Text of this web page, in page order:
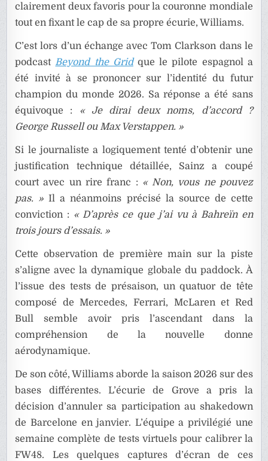
clairement deux favoris pour la couronne mondiale
tout en fixant le cap de sa propre écurie, Williams.
C’est lors d’un échange avec Tom Clarkson dans le
podcast Beyond the Gridque le pilote espagnol a
été invité à se prononcer sur l’identité du futur
champion du monde 2026. Sa réponse a été sans
équivoque : « Je dirai deux noms, d’accord ?
George Russell ou Max Verstappen. »
Si le journaliste a logiquement tenté d’obtenir une
justification technique détaillée, Sainz a coupé
court avec un rire franc : « Non, vous ne pouvez
pas. » Il a néanmoins précisé la source de cette
conviction : « D’après ce que j’ai vu à Bahreïn en
trois jours d’essais. »
Cette observation de première main sur la piste
s’aligne avec la dynamique globale du paddock. À
l’issue des tests de présaison, un quatuor de tête
composé de Mercedes, Ferrari, McLaren et Red
Bull semble avoir pris l’ascendant dans la
compréhension de la nouvelle donne
aérodynamique.
De son côté, Williams aborde la saison 2026 sur des
bases différentes. L’écurie de Grove a pris la
décision d’annuler sa participation au shakedown
de Barcelone en janvier. L’équipe a privilégié une
semaine complète de tests virtuels pour calibrer la
FW48. Les quelques captures d’écran de ces